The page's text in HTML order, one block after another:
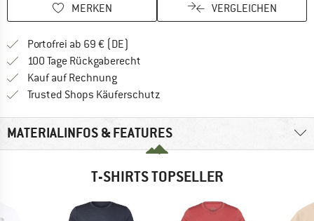
MERKEN VERGLEICHEN
Portofrei ab 69 € (DE)
100 Tage Rückgaberecht
Kauf auf RechnungFinde die Zahlungs-Infos hier! Öffnet
Trusted Shops Käuferschutz
MATERIALINFOS & FEATURES
T-SHIRTS TOPSELLER